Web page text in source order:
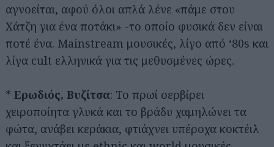
αγνοείται, αφού όλοι απλά λένε «πάμε στου
Χάτζη για ένα ποτάκι» -το οποίο φυσικά δεν είναι
ποτέ ένα. Mainstream μουσικές, λίγο από ‘80s και
λίγα cult ελληνικά για τις μεθυσμένες ώρες.
* Ερωδιός, Βυζίτσα: Το πρωί σερβίρει
χειροποίητα γλυκά και το βράδυ χαμηλώνει τα
φώτα, ανάβει κεράκια, φτιάχνει υπέροχα κοκτέιλ